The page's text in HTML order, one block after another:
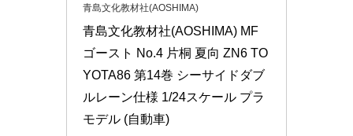
青島文化教材社(AOSHIMA)
青島文化教材社(AOSHIMA) MF
ゴースト No.4 片桐 夏向 ZN6 TO
YOTA86 第14巻 シーサイドダブ
ルレーン仕様 1/24スケール プラ
モデル (自動車)